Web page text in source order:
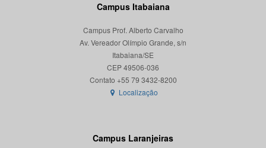
Campus Itabaiana
Campus Prof. Alberto Carvalho
Av. Vereador Olímpio Grande, s/n
Itabaiana/SE
CEP 49506-036
Localização
Campus Laranjeiras